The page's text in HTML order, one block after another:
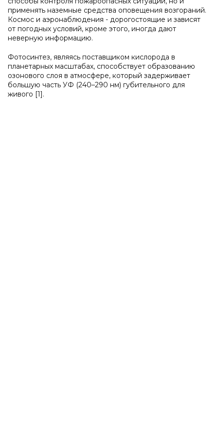
применять наземные средства оповещения возгораний.
Космос и аэронаблюдения - дорогостоящие и зависят
от погодных условий, кроме этого, иногда дают
неверную информацию.
Фотосинтез, являясь поставщиком кислорода в
планетарных масштабах, способствует образованию
озонового слоя в атмосфере, который задерживает
большую часть УФ (240–290 нм) губительного для
живого [1].